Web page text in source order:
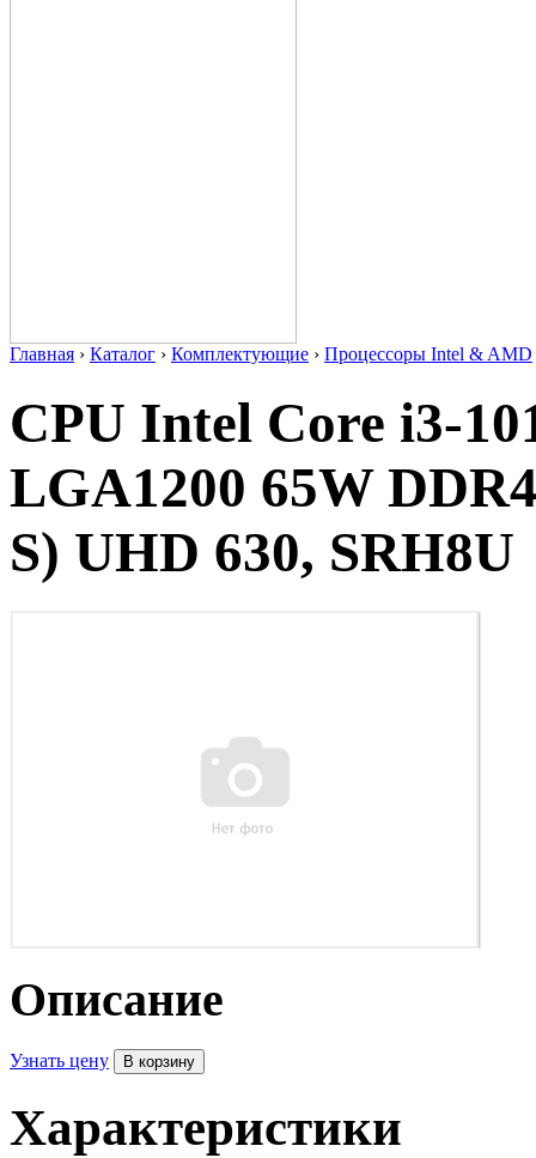
Главная › Каталог › Комплектующие › Процессоры Intel & AMD
CPU Intel Core i3-
LGA1200 65W
S) UHD 630, SRH8U
Описание
Узнать цену
Характеристики